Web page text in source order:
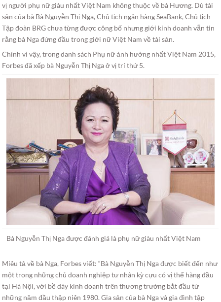
vị người phụ nữ giàu nhất Việt Nam không thuộc về bà Hương. Dù tài
sản của bà Bà Nguyễn Thị Nga, Chủ tịch ngân hàng SeaBank, Chủ tịch
Tập đoàn BRG chưa từng được công bố nhưng giới kinh doanh vẫn tin
rằng bà Nga đứng đầu trong giới nữ Việt Nam về tài sản.
Chính vì vậy, trong danh sách Phụ nữ ảnh hưởng nhất Việt Nam 2015,
Forbes đã xếp bà Nguyễn Thị Nga ở vị trí thứ 5.
Bà Nguyễn Thị Nga được đánh giá là phụ nữ giàu nhất Việt Nam
Miêu tả về bà Nga, Forbes viết: “Bà Nguyễn Thị Nga được biết đến như
một trong những chủ doanh nghiệp tư nhân kỳ cựu có vị thế hàng đầu
tại Hà Nội, với bề dày kinh doanh trên thương trường bắt đầu từ
những năm đầu thập niên 1980. Gia sản của bà Nga và gia đình tập